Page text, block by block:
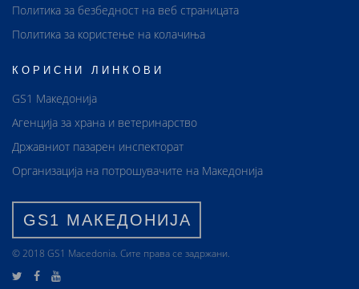
Политика за безбедност на веб страницата
Политика за користење на колачиња
КОРИСНИ ЛИНКОВИ
GS1 Македонија
Агенција за храна и ветеринарство
Државниот пазарен инспекторат
Организација на потрошувачите на Македонија
GS1 МАКЕДОНИЈА
© 2018 GS1 Маcedonia. Сите права се задржани.